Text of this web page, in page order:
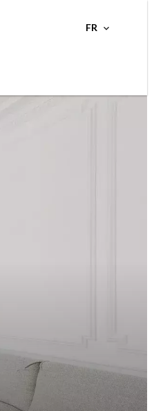
FR